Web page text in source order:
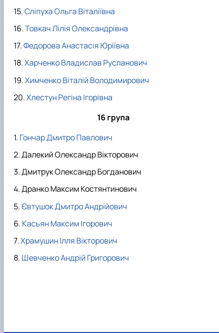
Сліпуха Ольга Віталіївна
Товкач Лілія Олександрівна
Федорова Анастасія Юріївна
Харченко Владислав Русланович
Химченко Віталій Володимирович
Хлестун Регіна Ігорівна
16 група
Гончар Дмитро Павлович
Далекий Олександр Вікторович
Дмитрук Олександр Богданович
Дранко Максим Костянтинович
Євтушок Дмитро Андрійович
Касьян Максим Ігорович
Храмушин Ілля Вікторович
Шевченко Андрій Григорович